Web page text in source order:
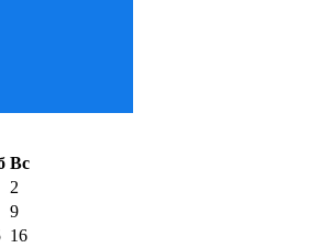
Вс
2
9
16